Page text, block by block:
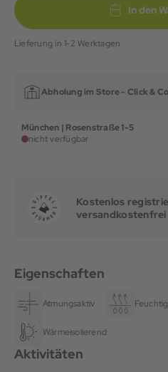
In den
Lieferung in 1-2 Werktagen
Abholung im Store - Click &
München | Rosenstraße 1-5
nicht verfügbar
Kostenlos
versandkostenfrei
Eigenschaften
Atmungsaktiv
Wärmeisolierend
Aktivitäten